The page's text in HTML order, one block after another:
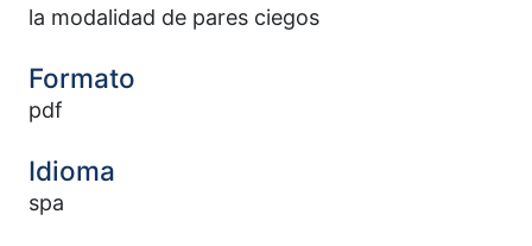
la modalidad de pares ciegos
Formato
pdf
Idioma
spa